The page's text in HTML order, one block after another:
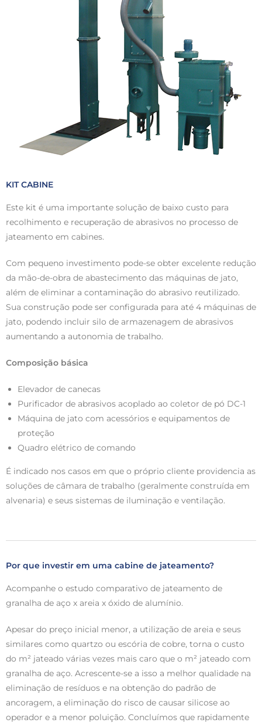
KIT CABINE
Este kit é uma importante solução de baixo custo para
recolhimento e recuperação de abrasivos no processo de
jateamento em cabines.
Com pequeno investimento pode-se obter excelente redução
da mão-de-obra de abastecimento das máquinas de jato,
além de eliminar a contaminação do abrasivo reutilizado.
Sua construção pode ser configurada para até 4 máquinas de
jato, podendo incluir silo de armazenagem de abrasivos
aumentando a autonomia de trabalho.
Composição básica
Elevador de canecas
Purificador de abrasivos acoplado ao coletor de pó DC-1
Máquina de jato com acessórios e equipamentos de
proteção
Quadro elétrico de comando
É indicado nos casos em que o próprio cliente providencia as
soluções de câmara de trabalho (geralmente construída em
alvenaria) e seus sistemas de iluminação e ventilação.
Por que investir em uma cabine de jateamento?
Acompanhe o estudo comparativo de jateamento de
granalha de aço x areia x óxido de alumínio.
Apesar do preço inicial menor, a utilização de areia e seus
similares como quartzo ou escória de cobre, torna o custo
do m² jateado várias vezes mais caro que o m² jateado com
granalha de aço. Acrescente-se a isso a melhor qualidade na
eliminação de resíduos e na obtenção do padrão de
ancoragem, a eliminação do risco de causar silicose ao
operador e a menor poluição. Concluímos que rapidamente